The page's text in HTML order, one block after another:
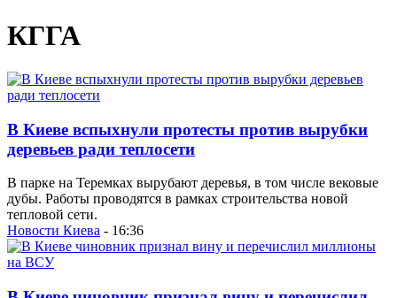
КГГА
В Киеве вспыхнули протесты против вырубки
деревьев ради теплосети
В парке на Теремках вырубают деревья, в том числе вековые
дубы. Работы проводятся в рамках строительства новой
тепловой сети.
Новости Киева - 16:36